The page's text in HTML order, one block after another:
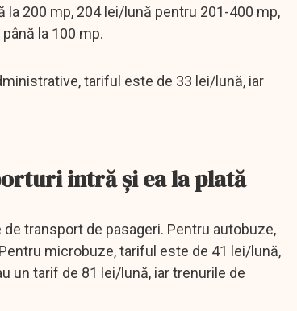
200 mp, 204 lei/lună pentru 201-400 mp,
la 100 mp.
tariful este de 33 lei/lună, iar
intră și ea la plată
transport de pasageri. Pentru autobuze,
microbuze, tariful este de 41 lei/lună,
un tarif de 81 lei/lună, iar trenurile de